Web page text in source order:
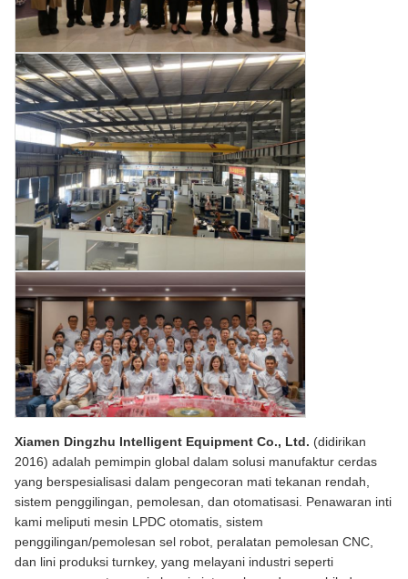
Xiamen Dingzhu Intelligent Equipment Co., Ltd. (didirikan
2016) adalah pemimpin global dalam solusi manufaktur cerdas
yang berspesialisasi dalam pengecoran mati tekanan rendah,
sistem penggilingan, pemolesan, dan otomatisasi. Penawaran inti
kami meliputi mesin LPDC otomatis, sistem
penggilingan/pemolesan sel robot, peralatan pemolesan CNC,
dan lini produksi turnkey, yang melayani industri seperti